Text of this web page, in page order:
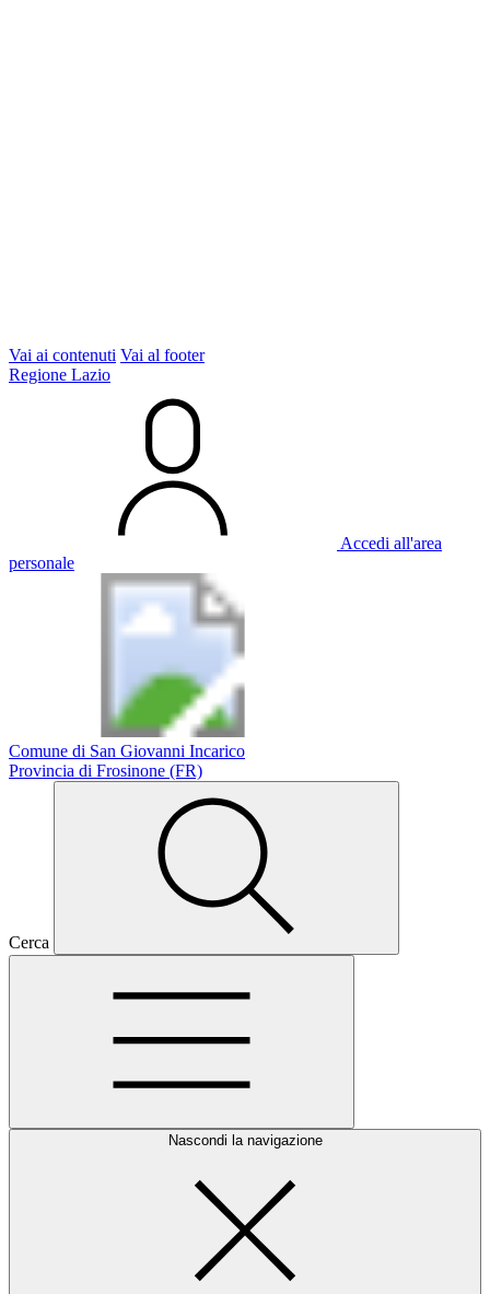
Vai ai contenuti Vai al footer
Regione Lazio
Accedi all'area
personale
Comune di San Giovanni Incarico
Provincia di Frosinone (FR)
Cerca
Nascondi la navigazione